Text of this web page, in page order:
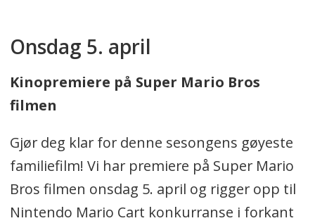
Onsdag 5. april
Kinopremiere på Super Mario Bros
filmen
Gjør deg klar for denne sesongens gøyeste
familiefilm! Vi har premiere på Super Mario
Bros filmen onsdag 5. april og rigger opp til
Nintendo Mario Cart konkurranse i forkant